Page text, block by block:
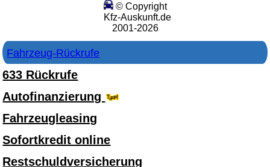
© Copyright
Kfz-Auskunft.de
2001-2026
Fahrzeug-Rückrufe
633 Rückrufe
Autofinanzierung
Fahrzeugleasing
Sofortkredit online
Restschuldversicherung